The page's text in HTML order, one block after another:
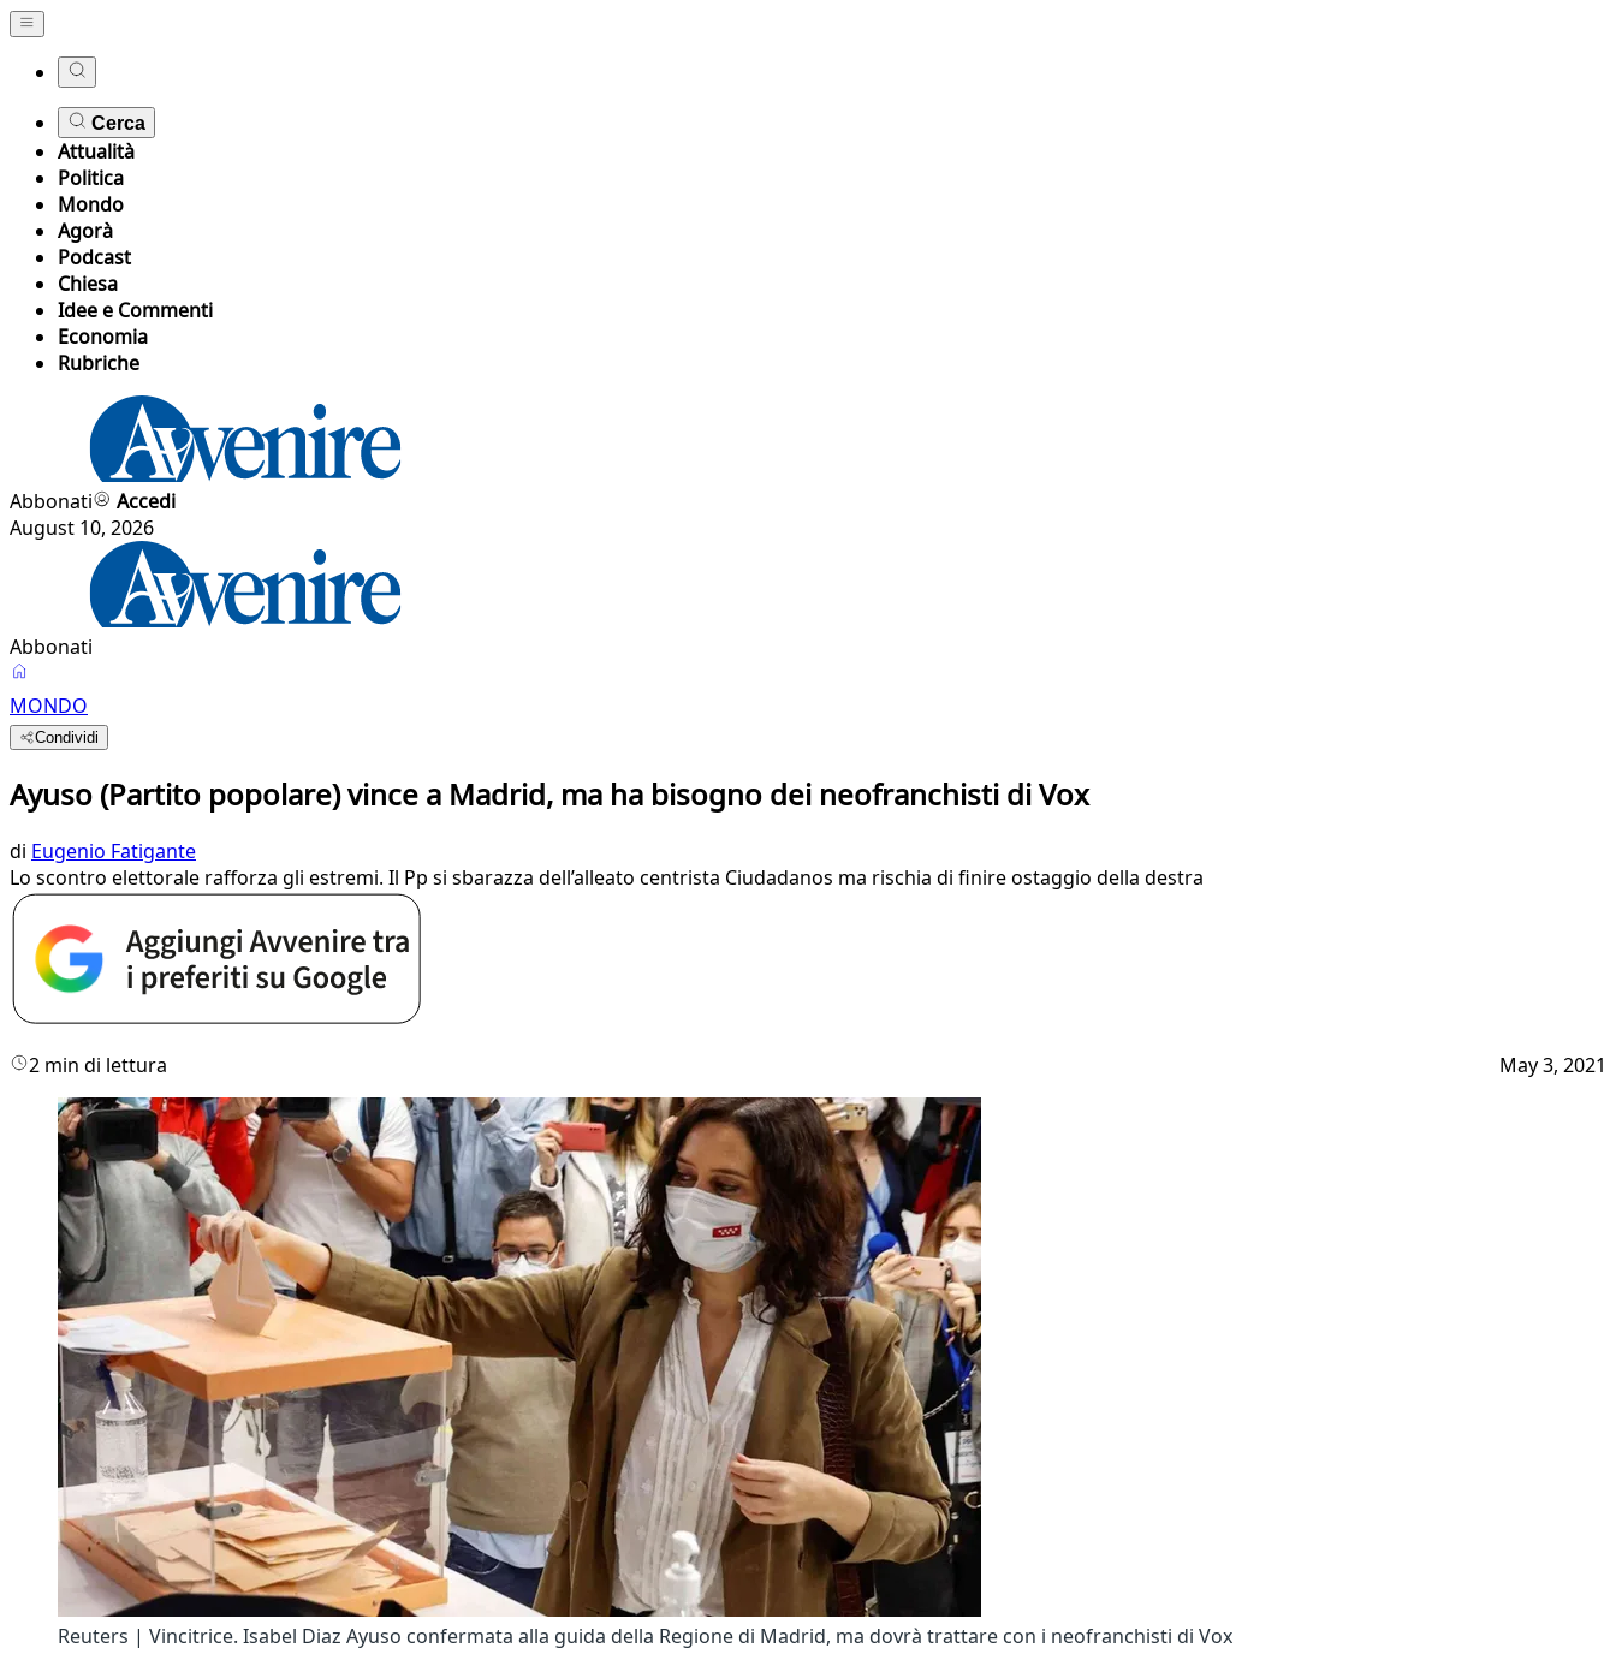
Cerca
Attualità
Politica
Mondo
Agorà
Podcast
Chiesa
Idee e Commenti
Economia
Rubriche
Abbonati
Accedi
August 10, 2026
Abbonati
MONDO
Condividi
Ayuso (Partito popolare) vince a Madrid, ma ha bisogno dei neofranchisti di Vox
di Eugenio Fatigante
Lo scontro elettorale rafforza gli estremi. Il Pp si sbarazza dell’alleato centrista Ciudadanos ma rischia di finire ostaggio della destra
2 min di lettura May 3, 2021
Reuters | Vincitrice. Isabel Diaz Ayuso confermata alla guida della Regione di Madrid, ma dovrà trattare con i neofranchisti di Vox